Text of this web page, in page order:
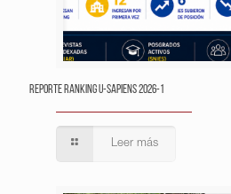
Reporte Ranking U-Sapiens 2026-1
Leer más